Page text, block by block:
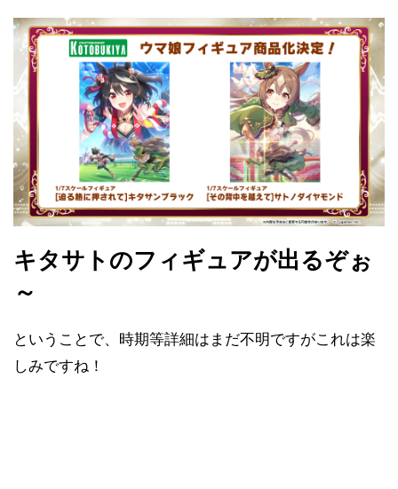
キタサトのフィギュアが出るぞぉ
～
ということで、時期等詳細はまだ不明ですがこれは楽
しみですね！